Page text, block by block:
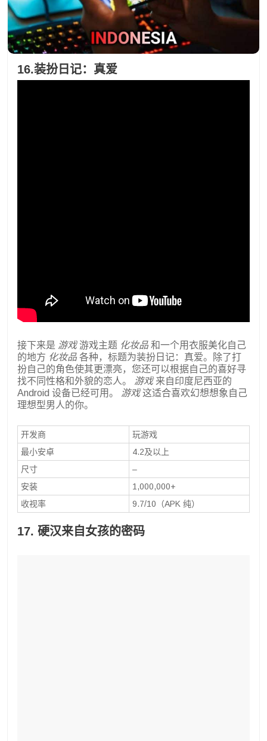
16.装扮日记：真爱
接下来是 游戏游戏主题 化妆品 和一个用衣服美化自己
的地方 化妆品 各种，标题为装扮日记：真爱。除了打
扮自己的角色使其更漂亮，您还可以根据自己的喜好寻
找不同性格和外貌的恋人。
游戏来自印度尼西亚的
Android 设备已经可用。
游戏这适合喜欢幻想想象自己
理想型男人的你。
开发商
玩游戏
最小安卓
4.2及以上
尺寸
–
安装
1,000,000+
收视率
9.7/10（APK 纯）
17. 硬汉来自女孩的密码